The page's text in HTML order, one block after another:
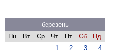
березень
Пн
Вт Ср Чт Пт Сб
Нд
1
2 3
4